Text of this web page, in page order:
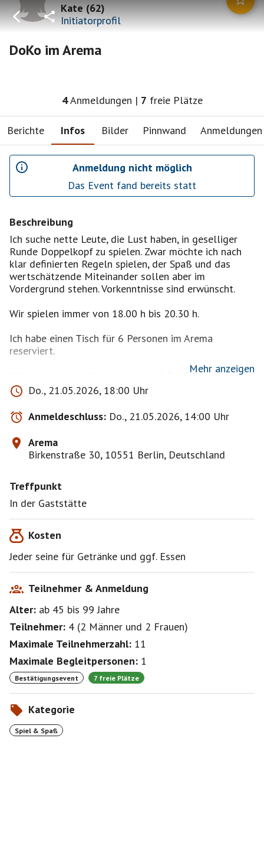
Kate(62)
Initiatorprofil
DoKo im Arema
4Anmeldungen | 7 freie Plätze
Berichte Infos Bilder Pinnwand Anmeldungen
Anmeldung nicht möglich
Das Event fand bereits statt
Beschreibung
Ich suche nette Leute, die Lust haben, in geselliger
Runde Doppelkopf zu spielen. Zwar möchte ich nach
klar definierten Regeln spielen, der Spaß und das
wertschätzende Miteinander sollen aber im
Vordergrund stehen. Vorkenntnisse sind erwünscht.
Wir spielen immer von 18.00 h bis 20.30 h.
Ich habe einen Tisch für 6 Personen im Arema
reserviert.
Wir spielen auch die Variante mit 6 Spielern, also mit
1,5 Kartenspielen, was uns sehr viel Spaß macht. Es
gibt ab 4 Spielern also keine Konstellation, bei der
mehr als 1 oder 2 Spieler aussetzen müssen.
Ich behalte mir vor, nach Lust und Laune zu bestätigen
und nicht zwingend nach Reihenfolge und bitte
diesbezüglich um Verständnis.
Mehr anzeigen
Do., 21.05.2026, 18:00 Uhr
Anmeldeschluss: Do., 21.05.2026, 14:00 Uhr
Arema
Birkenstraße 30, 10551 Berlin, Deutschland
Treffpunkt
In der Gaststätte
Kosten
Jeder seine für Getränke und ggf. Essen
Teilnehmer & Anmeldung
Alter: ab 45 bis 99Jahre
Teilnehmer: 4 (2 Männer und 2 Frauen)
Maximale Teilnehmerzahl: 11
Maximale Begleitpersonen: 1
Bestätigungsevent 7 freie Plätze
Kategorie
Spiel & Spaß